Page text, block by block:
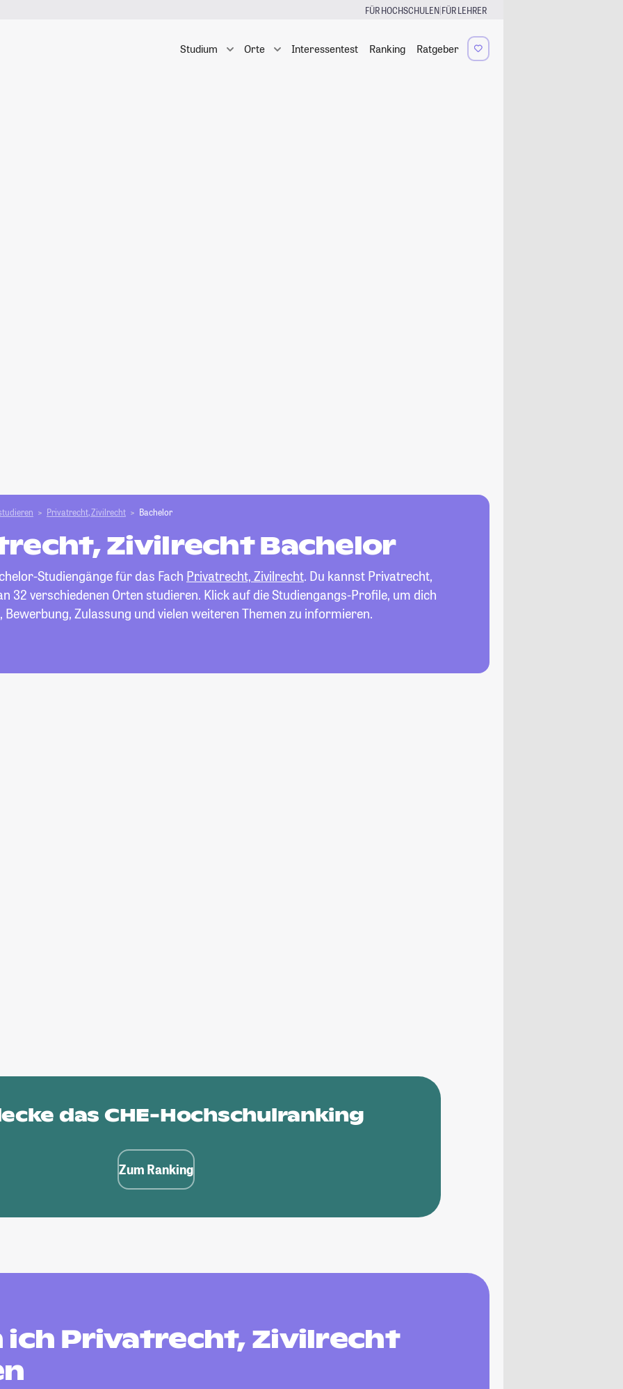
FÜR HOCHSCHULEN|FÜR LEHRER
Studium Orte Interessentest Ranking Ratgeber
Privatrecht, Zivilrecht Bachelor
Zivilrecht Bachelor
Studiengänge für das Fach Privatrecht, Zivilrecht. Du kannst Privatrecht,
32 verschiedenen Orten studieren. Klick auf die Studiengangs-Profile, um dich
Bewerbung, Zulassung und vielen weiteren Themen zu informieren.
das CHE-Hochschulranking
Zum Ranking
ich Privatrecht, Zivilrecht